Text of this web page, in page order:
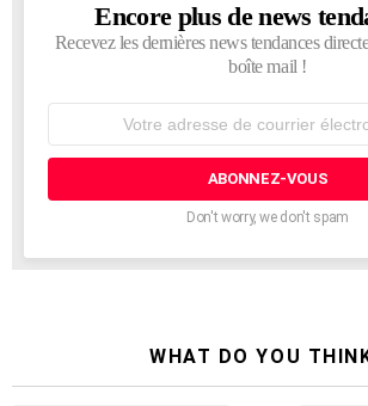
NEWSLETTER
Encore plus de news
Recevez les dernières news tendances
boîte mail !
courrier
Don't worry, we don't spam
WHAT DO YOU